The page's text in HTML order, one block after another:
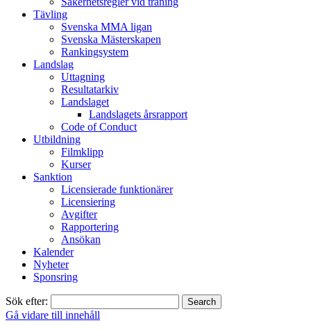
Tävling
Svenska MMA ligan
Svenska Mästerskapen
Rankingsystem
Landslag
Uttagning
Resultatarkiv
Landslaget
Landslagets årsrapport
Code of Conduct
Utbildning
Filmklipp
Kurser
Sanktion
Licensierade funktionärer
Licensiering
Avgifter
Rapportering
Ansökan
Kalender
Nyheter
Sponsring
Sök efter:
Gå vidare till innehåll